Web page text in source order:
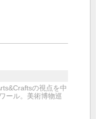
の視点を中
ール。美術博物巡